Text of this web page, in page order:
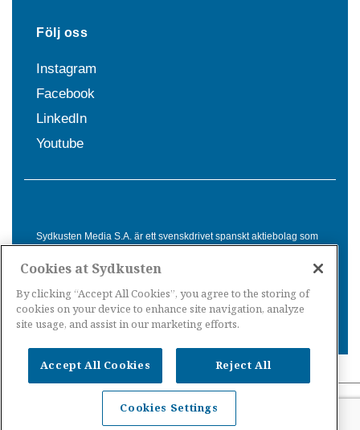
Följ oss
Instagram
Facebook
LinkedIn
Youtube
Sydkusten Media S.A. är ett svenskdrivet spanskt aktiebolag som
Spanien. Genom nyhetsbevakning av hela Spanien, med bas på
informationsförmedling för svenskar i Spanien.
Nyheter Spanien· Nyheter Costa del Sol
Costa Tropical·Nyheter Costa Blanca
Cookies at Sydkusten
By clicking “Accept All Cookies”, you agree to the storing of
cookies on your device to enhance site navigation, analyze
site usage, and assist in our marketing efforts.
Accept All Cookies Reject All
Cookies Settings